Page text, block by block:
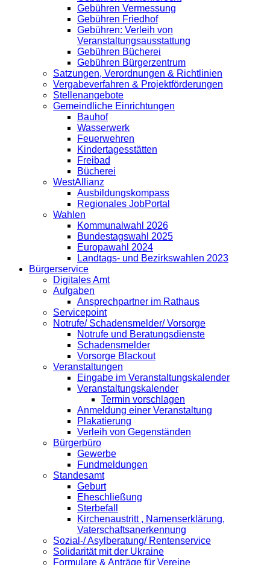
Gebühren Vermessung
Gebühren Friedhof
Gebühren: Verleih von
Veranstaltungsausstattung
Gebühren Bücherei
Gebühren Bürgerzentrum
Satzungen, Verordnungen & Richtlinien
Vergabeverfahren & Projektförderungen
Stellenangebote
Gemeindliche Einrichtungen
Bauhof
Wasserwerk
Feuerwehren
Kindertagesstätten
Freibad
Bücherei
WestAllianz
Ausbildungskompass
Regionales JobPortal
Wahlen
Kommunalwahl 2026
Bundestagswahl 2025
Europawahl 2024
Landtags- und Bezirkswahlen 2023
Bürgerservice
Digitales Amt
Aufgaben
Ansprechpartner im Rathaus
Servicepoint
Notrufe/ Schadensmelder/ Vorsorge
Notrufe und Beratungsdienste
Schadensmelder
Vorsorge Blackout
Veranstaltungen
Eingabe im Veranstaltungskalender
Veranstaltungskalender
Termin vorschlagen
Anmeldung einer Veranstaltung
Plakatierung
Verleih von Gegenständen
Bürgerbüro
Gewerbe
Fundmeldungen
Standesamt
Geburt
Eheschließung
Sterbefall
Kirchenaustritt , Namenserklärung,
Vaterschaftsanerkennung
Sozial-/ Asylberatung/ Rentenservice
Solidarität mit der Ukraine
Formulare & Anträge für Vereine